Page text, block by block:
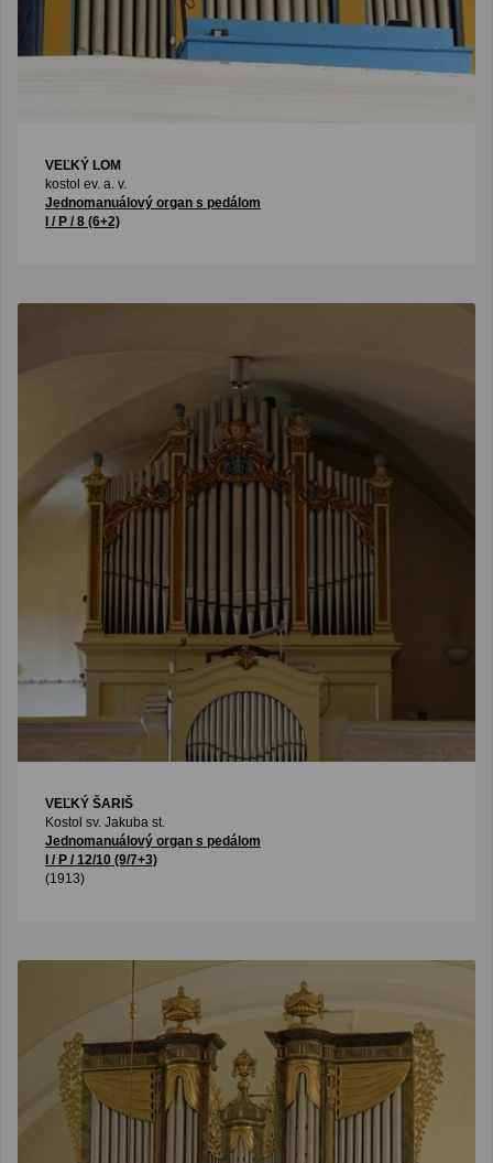
VEĽKÝ LOM
kostol ev. a. v.
Jednomanuálový organ s pedálom
I / P / 8 (6+2)
VEĽKÝ ŠARIŠ
Kostol sv. Jakuba st.
Jednomanuálový organ s pedálom
I / P / 12/10 (9/7+3)
(1913)